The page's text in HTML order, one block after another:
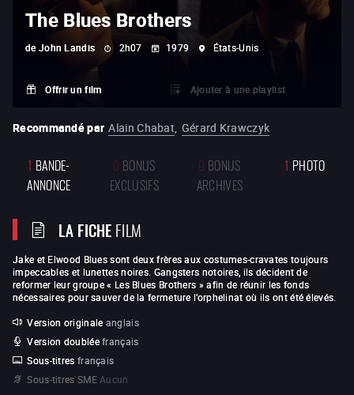
The Blues Brothers
de John Landis 2h07 1979 États-Unis
Offrir un film Ajouter à une playlist
Recommandé par Alain Chabat, Gérard Krawczyk
1 BANDE-
ANNONCE
0 BONUS
EXCLUSIFS
0 BONUS
ARCHIVES
1 PHOTO
LA FICHEFILM
Jake et Elwood Blues sont deux frères aux costumes-cravates toujours
impeccables et lunettes noires. Gangsters notoires, ils décident de
reformer leur groupe « Les Blues Brothers » afin de réunir les fonds
nécessaires pour sauverde la fermeture l’orphelinat où ils ont été élevés.
Version originale anglais
Version doublée français
Sous-titres français
Sous-titres SME Aucun